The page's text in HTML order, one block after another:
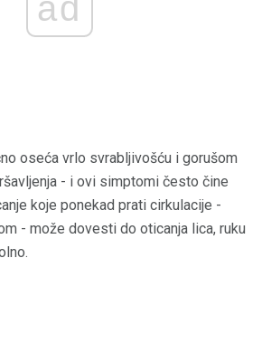
oseća vrlo svrabljivošću i gorušom
- i ovi simptomi često čine
koje ponekad prati cirkulacije -
- može dovesti do oticanja lica, ruku